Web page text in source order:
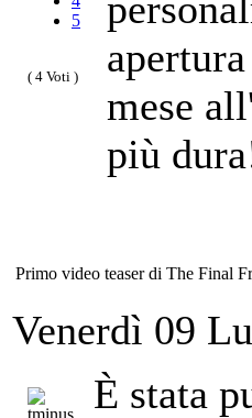
5
( 4 Voti )
mese
più
Primo video teaser di The Final
Venerdì 09
È stata